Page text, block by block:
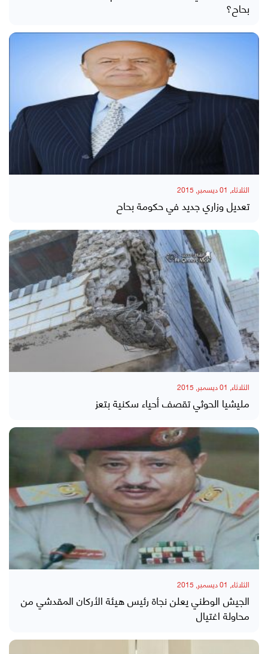
بحاح؟
الثلاثاء, 01 ديسمبر, 2015
تعديل وزاري جديد في حكومة بحاح
الثلاثاء, 01 ديسمبر, 2015
مليشيا الحوثي تقصف أحياء سكنية بتعز
الثلاثاء, 01 ديسمبر, 2015
الجيش الوطني يعلن نجاة رئيس هيئة الأركان المقدشي من
محاولة اغتيال